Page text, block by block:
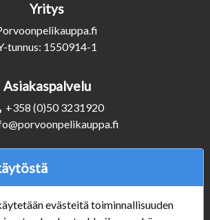
Yritys
tunnus: 1550914-1
Asiakaspalvelu
+358 (0)50 3231920
Seuraa Meitä
evästeitä toiminnallisuuden